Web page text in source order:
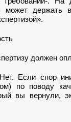
может держать
должен
Если спор
по поводу
вы вернули,